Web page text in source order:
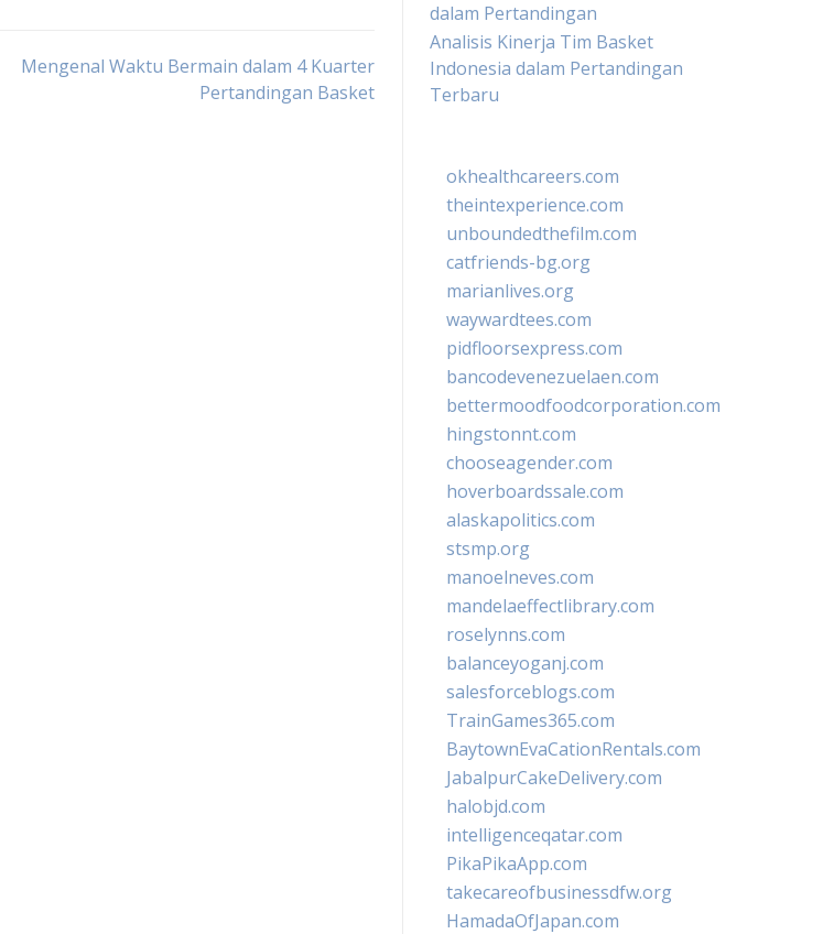
Mengenal Waktu Bermain dalam 4 Kuarter
Pertandingan Basket
dalam Pertandingan
Analisis Kinerja Tim Basket
Indonesia dalam Pertandingan
Terbaru
okhealthcareers.com
theintexperience.com
unboundedthefilm.com
catfriends-bg.org
marianlives.org
waywardtees.com
pidfloorsexpress.com
bancodevenezuelaen.com
bettermoodfoodcorporation.com
hingstonnt.com
chooseagender.com
hoverboardssale.com
alaskapolitics.com
stsmp.org
manoelneves.com
mandelaeffectlibrary.com
roselynns.com
balanceyoganj.com
salesforceblogs.com
TrainGames365.com
BaytownEvaCationRentals.com
JabalpurCakeDelivery.com
halobjd.com
intelligenceqatar.com
PikaPikaApp.com
takecareofbusinessdfw.org
HamadaOfJapan.com